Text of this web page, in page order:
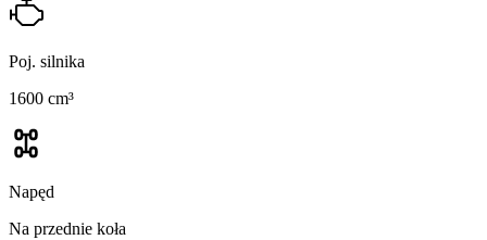
Poj. silnika
1600 cm³
Napęd
Na przednie koła